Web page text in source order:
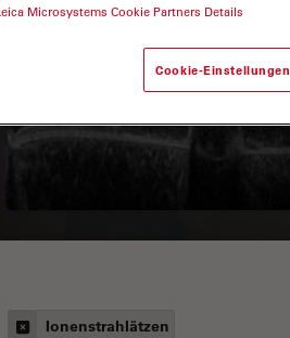
A Guide to OCT
Ionenstrahlätzen
Microsystems Cookie Partners Details
Cookie-Einstellungen